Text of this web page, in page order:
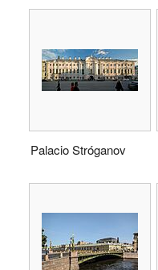
Palacio Stróganov